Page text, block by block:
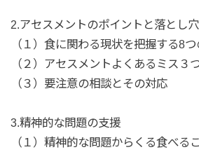
2.アセスメントのポイントと落とし穴
（１）食に関わる現状を把握する8
（２）アセスメントよくあるミス３
（３）要注意の相談とその対応
3.精神的な問題の支援
（１）精神的な問題からくる食べる